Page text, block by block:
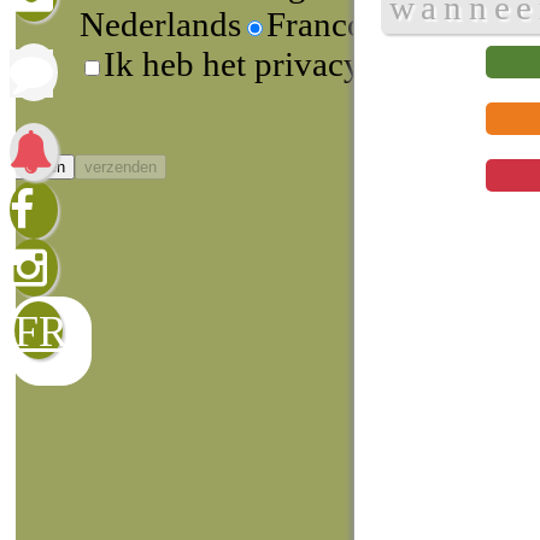
FR
Nederlands
Francophone
Ik heb het privacybeleid
sluiten verzenden